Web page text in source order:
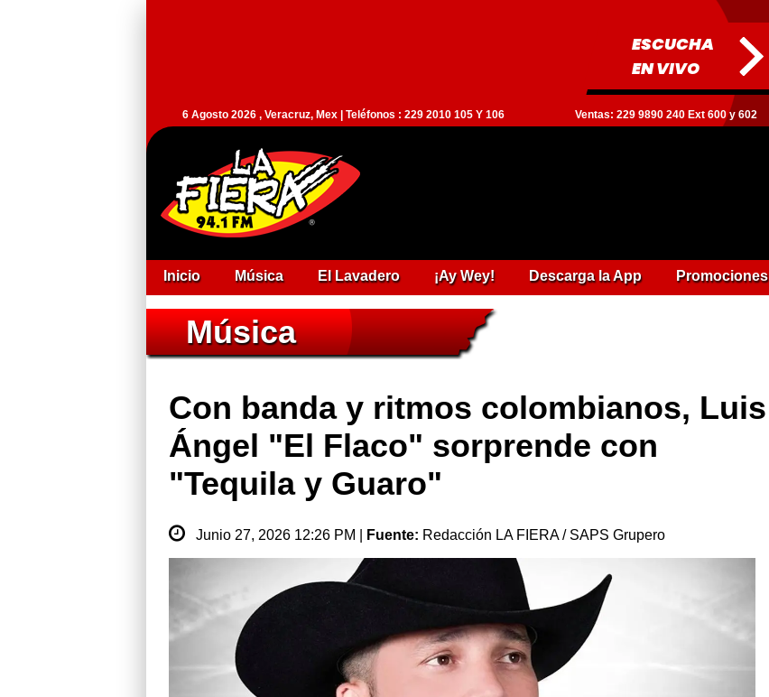
ESCUCHA
EN VIVO
6 Agosto 2026 , Veracruz, Mex | Teléfonos : 229 2010 105 Y 106 Ventas: 229 9890 240 Ext 600 y 602
Inicio Música El Lavadero ¡Ay Wey! Descarga la App Promociones
Música
Con banda y ritmos colombianos, Luis
Ángel "El Flaco" sorprende con
"Tequila y Guaro"
Junio 27, 2026 12:26 PM | Fuente: Redacción LA FIERA / SAPS Grupero